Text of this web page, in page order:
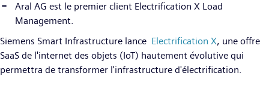
Aral AG est le premier client Electrification X Load
Management.
Siemens Smart Infrastructure lance Electrification X, une offre
SaaS de l'internet des objets (IoT) hautement évolutive qui
permettra de transformer l'infrastructure d'électrification.